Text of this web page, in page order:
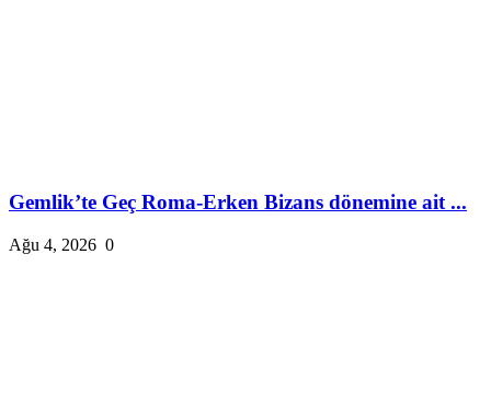
Gemlik’te Geç Roma-Erken Bizans dönemine ait ...
Ağu 4, 2026 0